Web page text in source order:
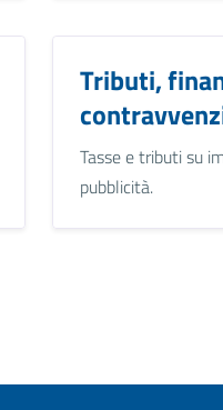
Tributi,
Tasse e tributi su
pubblicità.